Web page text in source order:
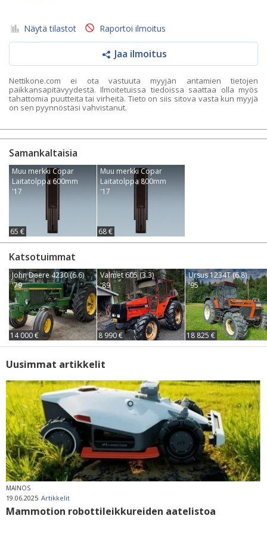
Näytä tilastot Raportoi ilmoitus
Jaa ilmoitus
Nettikone.com ei ota vastuuta myyjän antamien tietojen
paikkansapitävyydestä. Ilmoitetuissa tiedoissa saattaa olla myös
tahattomia puutteita tai virheitä. Tieto on siis sitova vasta kun myyjä
on sen pyynnöstäsi vahvistanut.
Samankaltaisia
Muu merkki Copar
Laitatolppa 600mm
'17
65 €
Muu merkki Copar
Laitatolppa 800mm
'17
68 €
Katsotuimmat
John Deere 4230 (6.6)
'79
14 000 €
Valmet 605 (3.3)
'89
8 990 €
Ursus 1234T (6.8)
'95
18 825 €
Uusimmat artikkelit
MAINOS
19.06.2025 Artikkelit
Mammotion robottileikkureiden aatelistoa